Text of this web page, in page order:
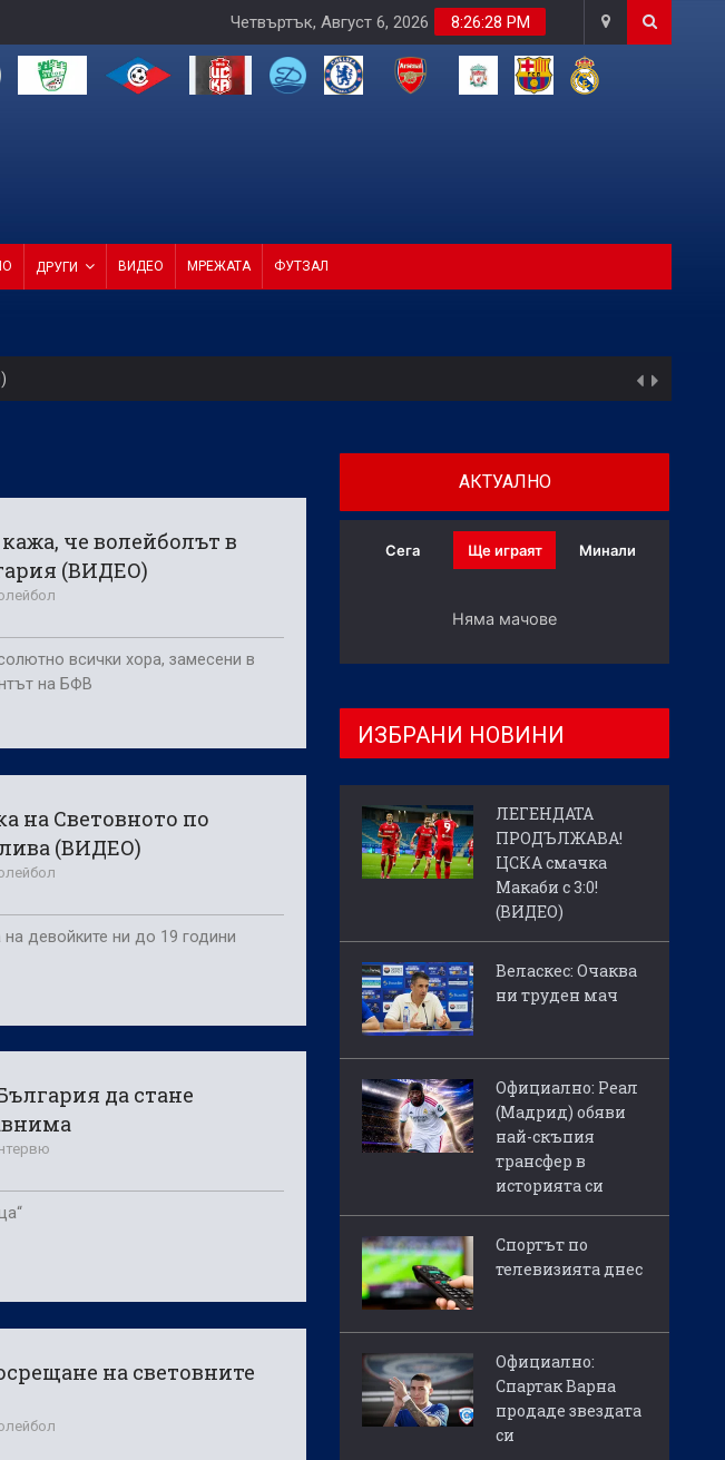
8:26:29 PM
Четвъртък, Август 6, 2026
ДРУГИ ВИДЕО МРЕЖАТА ФУТЗАЛ
че волейболът в
(ВИДЕО)
всички хора, замесени в
на БФВ
на Световното по
(ВИДЕО)
девойките ни до 19 години
да стане
на световните
АКТУАЛНО
Сега Ще играят Минали
Няма мачове
ИЗБРАНИ НОВИНИ
ЛЕГЕНДАТА
ПРОДЪЛЖАВА!
ЦСКА смачка
Макаби с 3:0!
(ВИДЕО)
Веласкес: Очаква
ни труден мач
Официално: Реал
(Мадрид) обяви
най-скъпия
трансфер в
историята си
Спортът по
телевизията днес
Официално:
Спартак Варна
продаде звездата
си